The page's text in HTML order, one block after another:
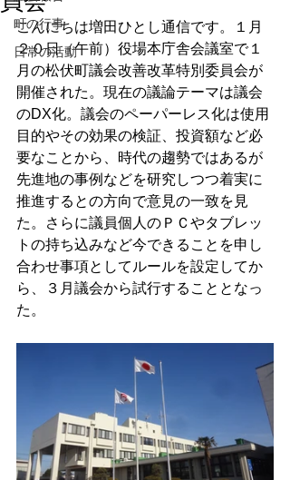
町の行事
日常の活動
こんにちは増田ひとし通信です。１月
２０日（午前）役場本庁舎会議室で１
月の松伏町議会改善改革特別委員会が
開催された。現在の議論テーマは議会
のDX化。議会のペーパーレス化は使用
目的やその効果の検証、投資額など必
要なことから、時代の趨勢ではあるが
先進地の事例などを研究しつつ着実に
推進するとの方向で意見の一致を見
た。さらに議員個人のＰＣやタブレッ
トの持ち込みなど今できることを申し
合わせ事項としてルールを設定してか
ら、３月議会から試行することとなっ
た。